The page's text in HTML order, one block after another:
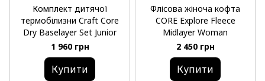
Комплект дитячої
термобілизни Craft Core
Dry Baselayer Set Junior
1 960 грн
Купити
Флісова жіноча кофта
CORE Explore Fleece
Midlayer Woman
2 450 грн
Купити